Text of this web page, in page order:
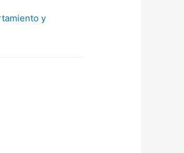
y